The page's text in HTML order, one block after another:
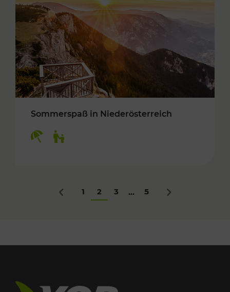
Sommerspaß in Niederösterreich
Zurück
1 2 3 ... 5 Nächstes